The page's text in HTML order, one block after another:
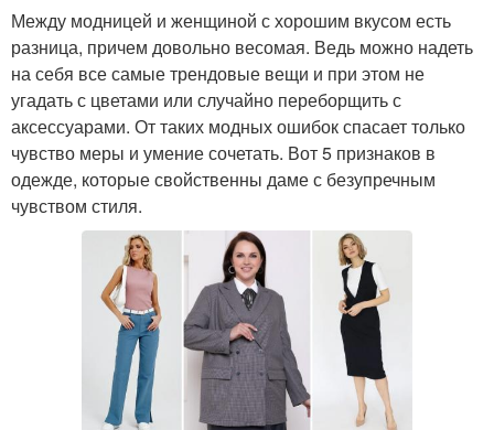
Между модницей и женщиной с хорошим вкусом есть
разница, причем довольно весомая. Ведь можно надеть
на себя все самые трендовые вещи и при этом не
угадать с цветами или случайно переборщить с
аксессуарами. От таких модных ошибок спасает только
чувство меры и умение сочетать. Вот 5 признаков в
одежде, которые свойственны даме с безупречным
чувством стиля.